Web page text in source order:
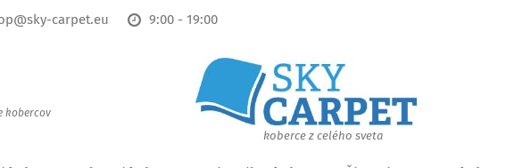
carpet.eu 9:00 - 19:00
kobercov
koberce z celého sveta